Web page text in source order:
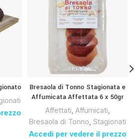
Bresaola di Tonno Stagionata e
Affumicata Affettata 6 x 50gr
Affettati, Affumicati,
Bresaola di Tonno, Stagionati
Accedi per vedere il prezzo